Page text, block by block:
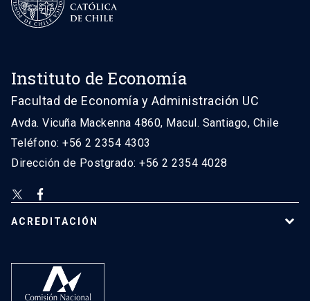
Instituto de Economía
Facultad de Economía y Administración UC
Avda. Vicuña Mackenna 4860, Macul. Santiago, Chile
Teléfono: +56 2 2354 4303
Dirección de Postgrado: +56 2 2354 4028
ACREDITACIÓN